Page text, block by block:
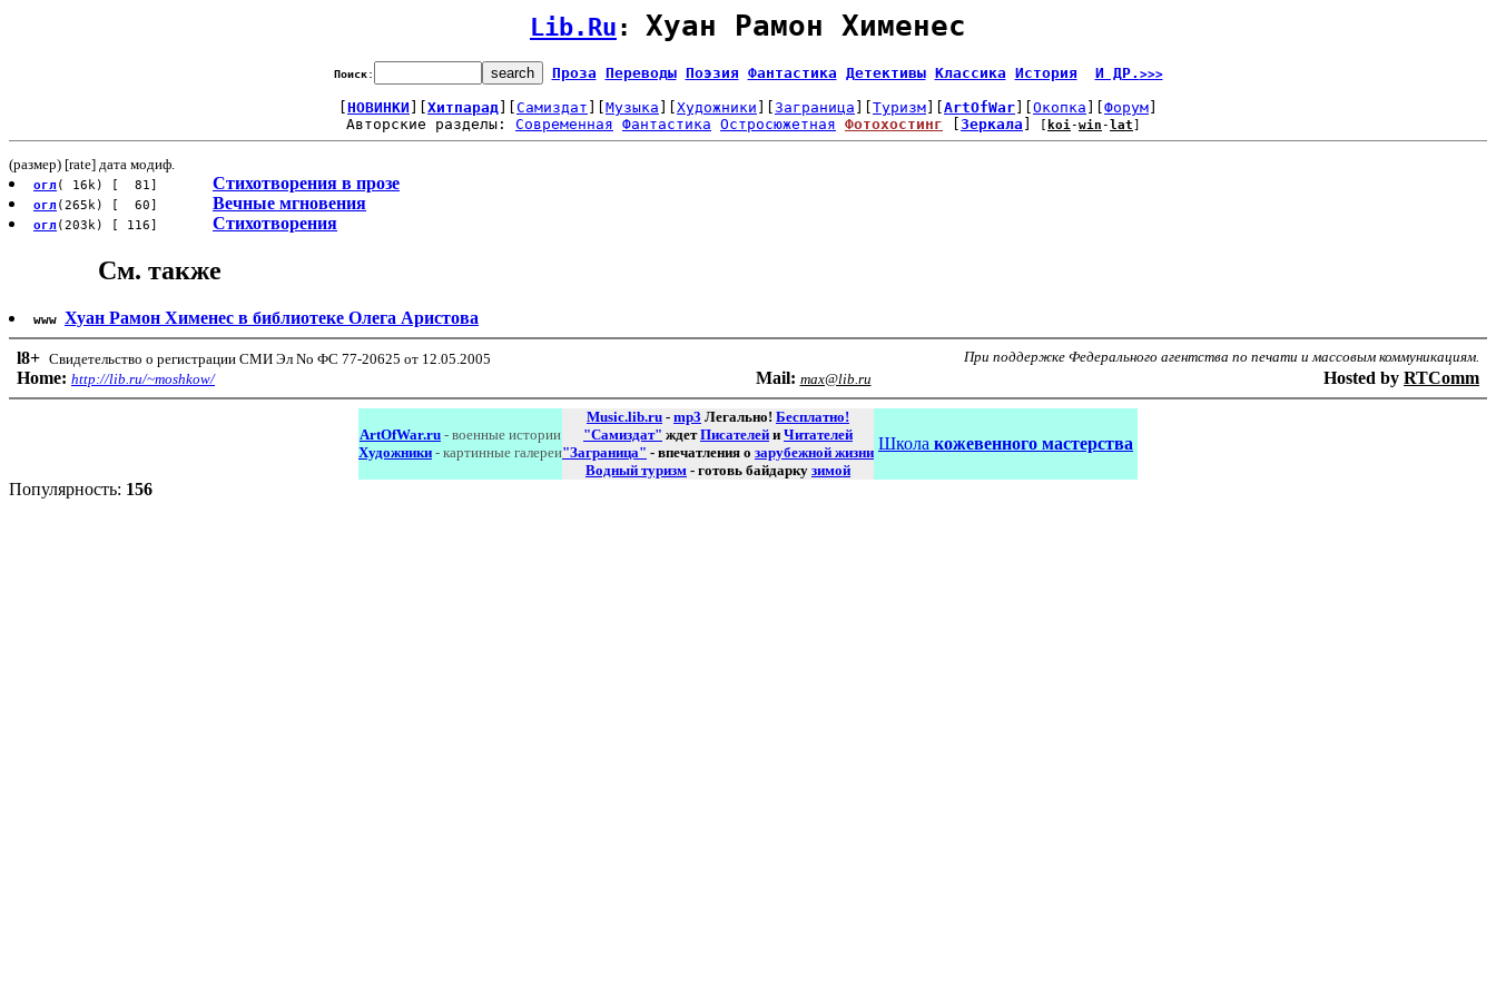
Lib.Ru : Хуан Рамон Хименес
Поиск: Проза Переводы Поэзия Фантастика Детективы Классика История И ДР. >>>
НОВИНКИ Хитпарад Самиздат Музыка Художники Заграница Туризм ArtOfWar Окопка Форум
Авторские разделы: Современная Фантастика Остросюжетная Фотохостинг Зеркала koi-win- lat
(размер) [rate] дата модиф.
огл ( 16k) [ 81] Стихотворения в прозе
огл (265k) [ 60] Вечные мгновения
огл (203k) [ 116] Стихотворения
См. также
www Хуан Рамон Хименес в библиотеке Олега Аристова
l8+ Свидетельство о регистрации СМИ Эл No ФС 77-20625 от 12.05.2005 При поддержке Федерального агентства по печати и массовым коммуникациям.
Home: http://lib.ru/~moshkow/ Маil: max@lib.ru Hosted by RTComm
ArtOfWar.ru - военные истории
Художники - картинные галереи
Music.lib.ru - mp3 Легально! Бесплатно!
"Самиздат" ждетПисателей и Читателей
"Заграница" - впечатления о зарубежной жизни
Водный туризм - готовь байдарку зимой
Школа кожевенного мастерства
Популярность: 156